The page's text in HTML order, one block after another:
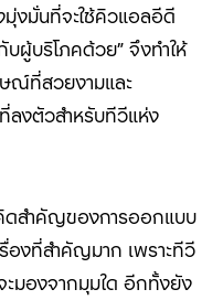
งมั่นที่จะใช้คิวแอลอีดี
ผู้บริโภคด้วย” จึงทำให้
ณ์ที่สวยงามและ
ลงตัวสำหรับทีวีแห่ง
ดสำคัญของการออกแบบ
องที่สำคัญมาก เพราะทีวี
มองจากมุมใด อีกทั้งยัง